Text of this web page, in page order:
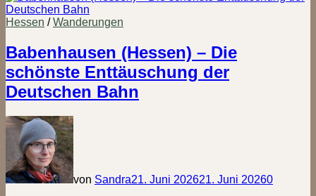
–
Saar-
Steig
Etappe
27
Hessen /Wanderungen
Babenhausen (Hessen) – Die
schönste Enttäuschung der
Deutschen Bahn
von Sandra21. Juni 202621. Juni 20260